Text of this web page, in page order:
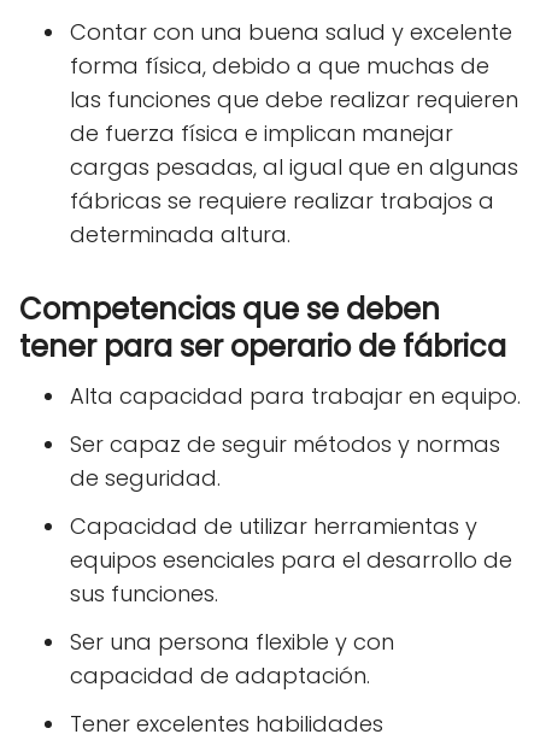
Contar con una buena salud y excelente
forma física, debido a que muchas de
las funciones que debe realizar requieren
de fuerza física e implican manejar
cargas pesadas, al igual que en algunas
fábricas se requiere realizar trabajos a
determinada altura.
Competencias que se deben
tener para ser operario de fábrica
Alta capacidad para trabajar en equipo.
Ser capaz de seguir métodos y normas
de seguridad.
Capacidad de utilizar herramientas y
equipos esenciales para el desarrollo de
sus funciones.
Ser una persona flexible y con
capacidad de adaptación.
Tener excelentes habilidades